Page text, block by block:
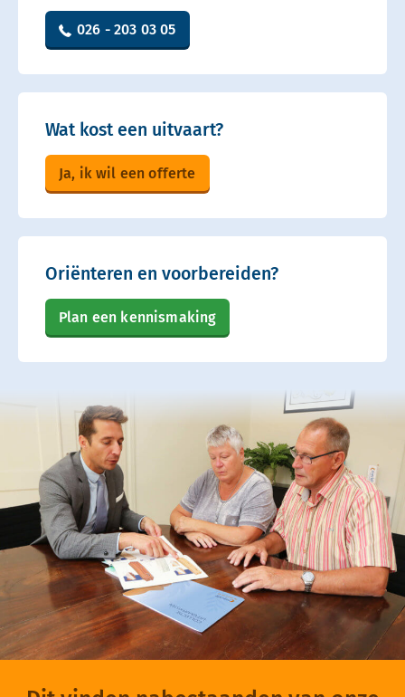
026 - 203 03 05
Wat kost een uitvaart?
Ja, ik wil een offerte
Oriënteren en voorbereiden?
Plan een kennismaking